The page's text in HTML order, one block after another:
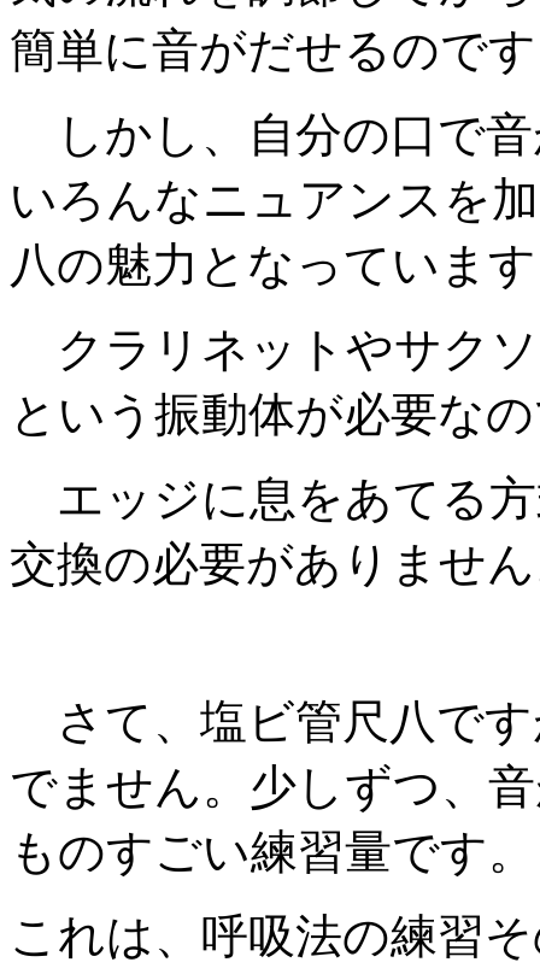
簡単に音がだせるので
しかし、自分の口で
いろんなニュアンスを
八の魅力となっていま
クラリネットやサク
という振動体が必要な
エッジに息をあてる
交換の必要がありませ
さて、塩ビ管尺八で
でません。少しずつ、
ものすごい練習量です。
これは、呼吸法の練習